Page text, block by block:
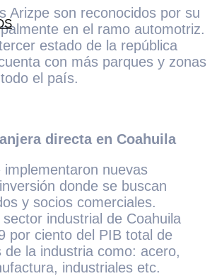
Arizpe son reconocidos por su
en el ramo automotriz.
estado de la república
con más parques y zonas
el país.
directa en Coahuila
implementaron nuevas
donde se buscan
y socios comerciales.
industrial de Coahuila
por ciento del PIB total de
de la industria como: acero,
industriales etc.